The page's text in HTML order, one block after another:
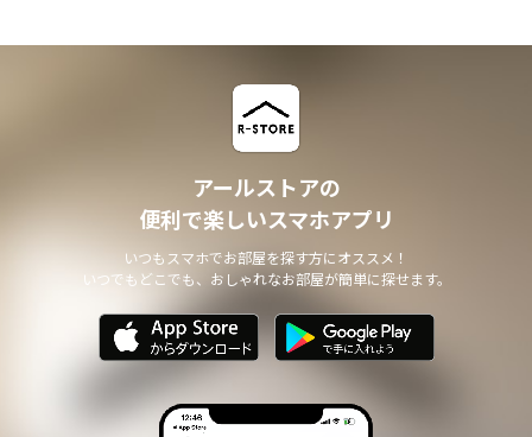
アールストアの
便利で楽しいスマホアプリ
いつもスマホでお部屋を探す方にオススメ！
いつでもどこでも、おしゃれなお部屋が簡単に探せます。